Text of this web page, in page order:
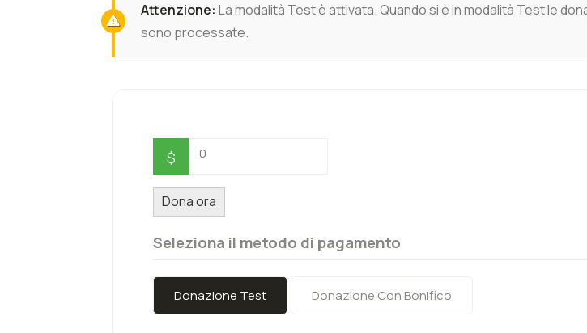
Attenzione: La modalità Test è attivata. Quando si è in modalità Test le
sono processate.
$ 0
Dona ora
Seleziona il metodo di pagamento
Donazione Test Donazione Con Bonifico